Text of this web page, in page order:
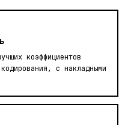
коэффициентов
с накладными